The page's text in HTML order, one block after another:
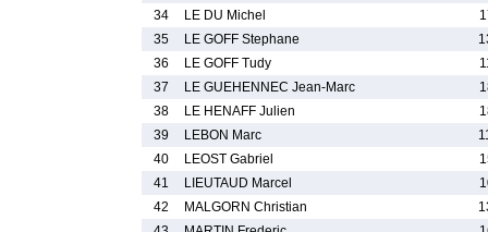
34
LE DU Michel
35
LE GOFF Stephane
36
LE GOFF Tudy
37
LE GUEHENNEC Jean-Marc
38
LE HENAFF Julien
39
LEBON Marc
40
LEOST Gabriel
41
LIEUTAUD Marcel
42
MALGORN Christian